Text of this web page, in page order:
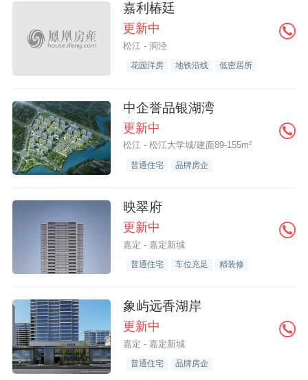
嘉利椿廷
更新中
松江 - 洞泾
花园洋房 地铁沿线 低密居所
中企誉品银湖湾
更新中
松江 - 松江大学城/建面89-155m²
普通住宅 品牌房企
映翠府
更新中
嘉定 - 嘉定新城
普通住宅 车位充足 精装修
象屿远香湖岸
更新中
嘉定 - 嘉定新城
普通住宅 品牌房企